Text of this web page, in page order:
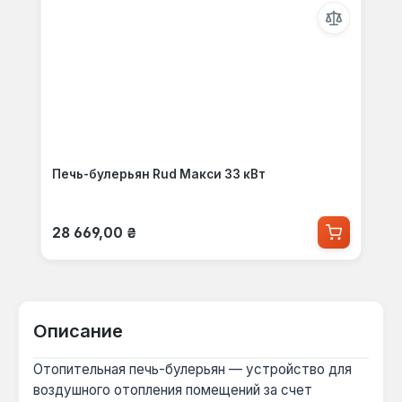
Печь-булерьян Rud Макси 33 кВт
Обычная цена:
28 669,00 ₴
Описание
Отопительная печь-булерьян — устройство для
воздушного отопления помещений за счет